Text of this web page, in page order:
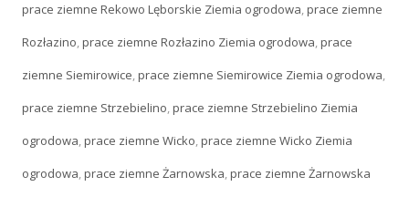
prace ziemne Rekowo Lęborskie Ziemia ogrodowa,prace ziemne
Rozłazino,prace ziemne Rozłazino Ziemia ogrodowa,prace
ziemne Siemirowice,prace ziemne Siemirowice Ziemia ogrodowa,
prace ziemne Strzebielino,prace ziemne Strzebielino Ziemia
ogrodowa,prace ziemne Wicko,prace ziemne Wicko Ziemia
ogrodowa,prace ziemne Żarnowska,prace ziemne Żarnowska